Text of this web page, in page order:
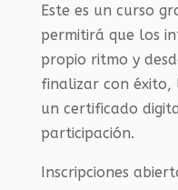
Este es un curso
permitirá que los
propio ritmo y
finalizar con éxito,
un certificado
participación.
Inscripciones